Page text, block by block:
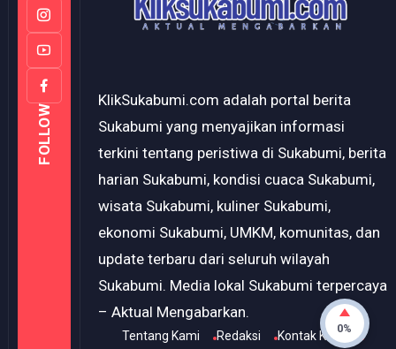
FOLLOW
KlikSukabumi.com adalah portal berita
Sukabumi yang menyajikan informasi
terkini tentang peristiwa di Sukabumi, berita
harian Sukabumi, kondisi cuaca Sukabumi,
wisata Sukabumi, kuliner Sukabumi,
ekonomi Sukabumi, UMKM, komunitas, dan
update terbaru dari seluruh wilayah
Sukabumi. Media lokal Sukabumi terpercaya
– Aktual Mengabarkan.
Tentang Kami Redaksi Kontak Kami
0%